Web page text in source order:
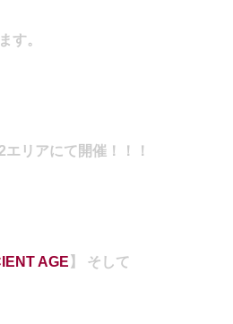
す。
リアにて開催！！！
AGE 】 そして